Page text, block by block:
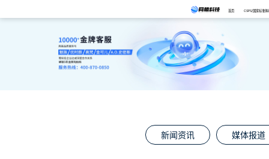
首页 CSPS/国家标准体
新闻资讯 媒体报道